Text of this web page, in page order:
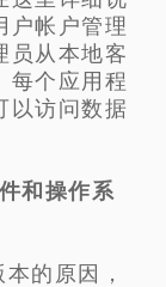
户帐户管理
员从本地客
每个应用程
以访问数据
和操作系
的原因，